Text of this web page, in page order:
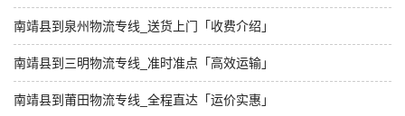
南靖县到泉州物流专线_送货上门「收费介绍」
南靖县到三明物流专线_准时准点「高效运输」
南靖县到莆田物流专线_全程直达「运价实惠」